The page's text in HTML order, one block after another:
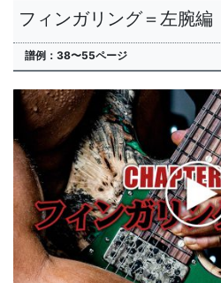
フィンガリング＝左腕編
譜例：38〜55ページ